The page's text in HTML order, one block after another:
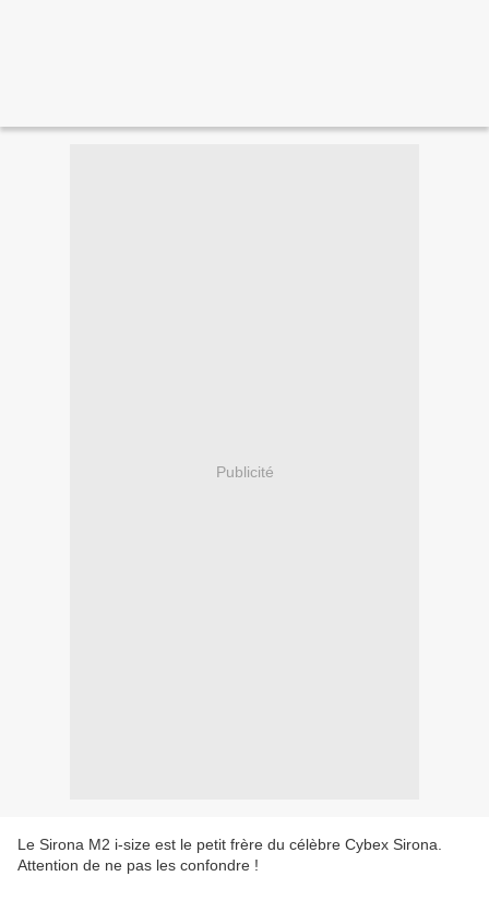
Publicité
Le Sirona M2 i-size est le petit frère du célèbre Cybex Sirona.
Attention de ne pas les confondre !